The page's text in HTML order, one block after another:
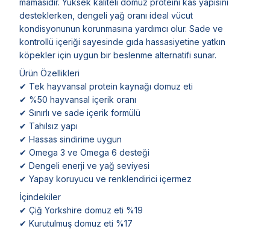
desteklerken, dengeli yağ oranı ideal vücut
kondisyonunun korunmasına yardımcı olur. Sade ve
kontrollü içeriği sayesinde gıda hassasiyetine yatkın
köpekler için uygun bir beslenme alternatifi sunar.
Ürün Özellikleri
✔ Tek hayvansal protein kaynağı domuz eti
✔ %50 hayvansal içerik oranı
✔ Sınırlı ve sade içerik formülü
✔ Tahılsız yapı
✔ Hassas sindirime uygun
✔ Omega 3 ve Omega 6 desteği
✔ Dengeli enerji ve yağ seviyesi
✔ Yapay koruyucu ve renklendirici içermez
İçindekiler
✔ Çiğ Yorkshire domuz eti %19
✔ Kurutulmuş domuz eti %17